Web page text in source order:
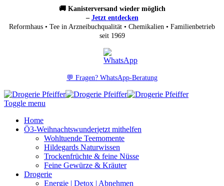
🚚 Kanisterversand wieder möglich
– Jetzt entdecken
Reformhaus • Tee in Arzneibuchqualität • Chemikalien • Familienbetrieb
seit 1969
💬 Fragen? WhatsApp-Beratung
Toggle menu
Home
Ö3-Weihnachtswunderjetzt mithelfen
Wohltuende Teemomente
Hildegards Naturwissen
Trockenfrüchte & feine Nüsse
Feine Gewürze & Kräuter
Drogerie
Energie | Detox | Abnehmen